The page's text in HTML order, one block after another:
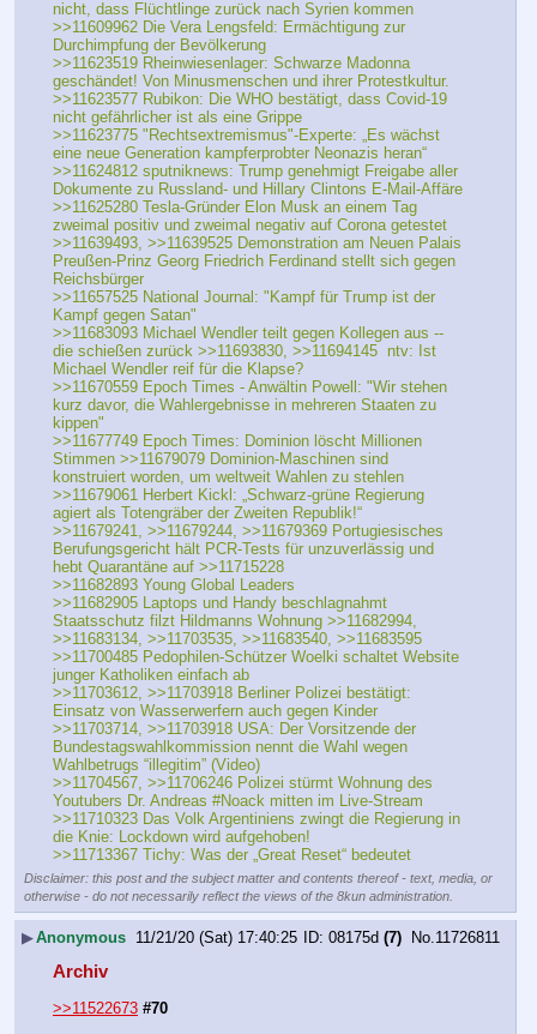
nicht, dass Flüchtlinge zurück nach Syrien kommen
>>11609962 Die Vera Lengsfeld: Ermächtigung zur
Durchimpfung der Bevölkerung
>>11623519 Rheinwiesenlager: Schwarze Madonna
geschändet! Von Minusmenschen und ihrer Protestkultur.
>>11623577 Rubikon: Die WHO bestätigt, dass Covid-19
nicht gefährlicher ist als eine Grippe
>>11623775 "Rechtsextremismus"-Experte: „Es wächst
eine neue Generation kampferprobter Neonazis heran“
>>11624812 sputniknews: Trump genehmigt Freigabe aller
Dokumente zu Russland- und Hillary Clintons E-Mail-Affäre
>>11625280 Tesla-Gründer Elon Musk an einem Tag
zweimal positiv und zweimal negativ auf Corona getestet
>>11639493, >>11639525 Demonstration am Neuen Palais
Preußen-Prinz Georg Friedrich Ferdinand stellt sich gegen
Reichsbürger
>>11657525 National Journal: "Kampf für Trump ist der
Kampf gegen Satan"
>>11683093 Michael Wendler teilt gegen Kollegen aus --
die schießen zurück >>11693830, >>11694145  ntv: Ist
Michael Wendler reif für die Klapse?
>>11670559 Epoch Times - Anwältin Powell: "Wir stehen
kurz davor, die Wahlergebnisse in mehreren Staaten zu
kippen"
>>11677749 Epoch Times: Dominion löscht Millionen
Stimmen >>11679079 Dominion-Maschinen sind
konstruiert worden, um weltweit Wahlen zu stehlen
>>11679061 Herbert Kickl: „Schwarz-grüne Regierung
agiert als Totengräber der Zweiten Republik!“
>>11679241, >>11679244, >>11679369 Portugiesisches
Berufungsgericht hält PCR-Tests für unzuverlässig und
hebt Quarantäne auf >>11715228
>>11682893 Young Global Leaders
>>11682905 Laptops und Handy beschlagnahmt
Staatsschutz filzt Hildmanns Wohnung >>11682994,
>>11683134, >>11703535, >>11683540, >>11683595
>>11700485 Pedophilen-Schützer Woelki schaltet Website
junger Katholiken einfach ab
>>11703612, >>11703918 Berliner Polizei bestätigt:
Einsatz von Wasserwerfern auch gegen Kinder
>>11703714, >>11703918 USA: Der Vorsitzende der
Bundestagswahlkommission nennt die Wahl wegen
Wahlbetrugs “illegitim” (Video)
>>11704567, >>11706246 Polizei stürmt Wohnung des
Youtubers Dr. Andreas #Noack mitten im Live-Stream
>>11710323 Das Volk Argentiniens zwingt die Regierung in
die Knie: Lockdown wird aufgehoben!
>>11713367 Tichy: Was der „Great Reset“ bedeutet
Disclaimer: this post and the subject matter and contents thereof - text, media, or
otherwise - do not necessarily reflect the views of the 8kun administration.
▶Anonymous 11/21/20 (Sat) 17:40:25 08175d (7) No.11726811
Archiv
>>11522673 #70